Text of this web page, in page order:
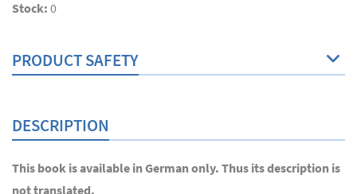
Stock: 0
PRODUCT SAFETY
DESCRIPTION
This book is available in German only. Thus its description is
not translated.